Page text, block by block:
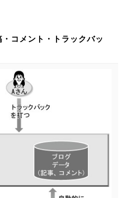
コメント・トラックバッ